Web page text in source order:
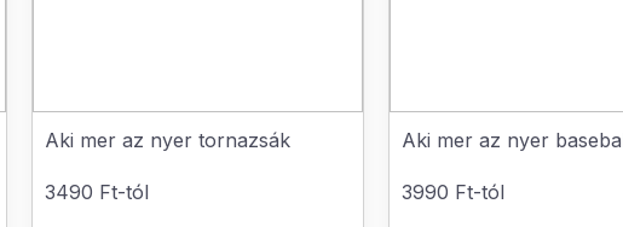
Aki mer az nyer tornazsák
3490 Ft-tól
Aki mer az nyer
3990 Ft-tól